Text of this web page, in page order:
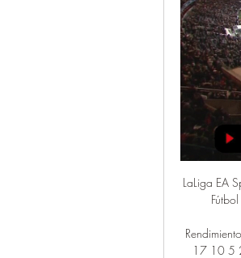
LaLiga EA
17 10 5